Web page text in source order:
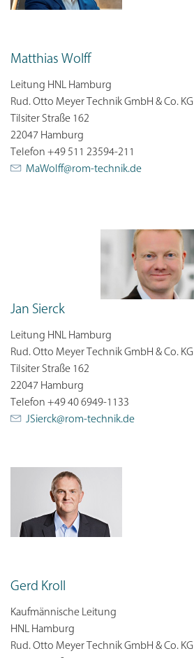
Matthias Wolff
Leitung HNL Hamburg
Rud. Otto Meyer Technik GmbH & Co. KG
Tilsiter Straße 162
22047 Hamburg
Telefon +49 511 23594-211
MaWolff@rom-technik.de
Jan Sierck
Leitung HNL Hamburg
Rud. Otto Meyer Technik GmbH & Co. KG
Tilsiter Straße 162
22047 Hamburg
Telefon +49 40 6949-1133
JSierck@rom-technik.de
Gerd Kroll
Kaufmännische Leitung
HNL Hamburg
Rud. Otto Meyer Technik GmbH & Co. KG